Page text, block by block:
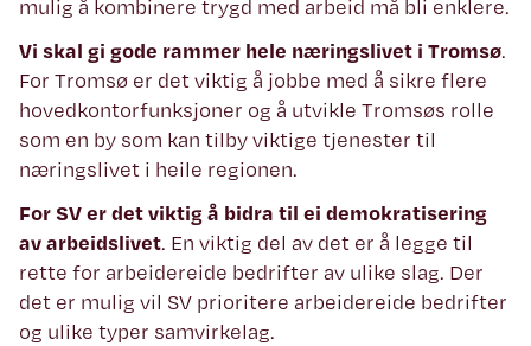
mulig å kombinere trygd med arbeid må bli enklere.
Vi skal gi gode rammer hele næringslivet i Tromsø.
For Tromsø er det viktig å jobbe med å sikre flere
hovedkontorfunksjoner og å utvikle Tromsøs rolle
som en by som kan tilby viktige tjenester til
næringslivet i heile regionen.
For SV er det viktig å bidra til ei demokratisering
av arbeidslivet. En viktig del av det er å legge til
rette for arbeidereide bedrifter av ulike slag. Der
det er mulig vil SV prioritere arbeidereide bedrifter
og ulike typer samvirkelag.